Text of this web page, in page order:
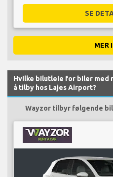
SE
MER
Hvilke bilutleie for biler med
å tilby hos Lajes Airport?
Wayzor tilbyr følgende